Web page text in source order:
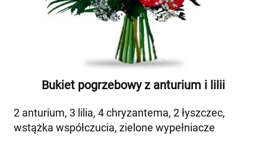
Bukiet pogrzebowy z anturium i lilii
2 anturium, 3 lilia, 4 chryzantema, 2 łyszczec,
wstążka współczucia, zielone wypełniacze